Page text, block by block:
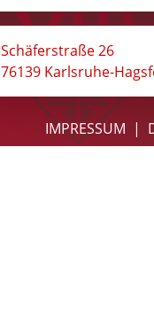
Schäferstraße 26
76139 Karlsruhe-
IMPRESSUM